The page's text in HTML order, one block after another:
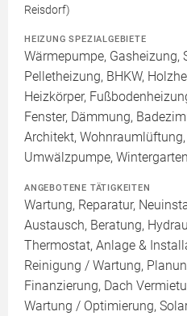
Reisdorf)
HEIZUNG SPEZIALGEBIETE
Wärmepumpe, Gasheizung,
Pelletheizung, BHKW,
Heizkörper,
Fenster, Dämmung,
Architekt,
Umwälzpumpe, Wintergarten
ANGEBOTENE TÄTIGKEITEN
Wartung, Reparatur,
Austausch, Beratung,
Thermostat, Anlage &
Reinigung / Wartung,
Finanzierung, Dach
Wartung / Optimierung,